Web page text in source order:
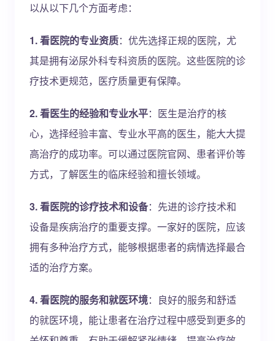
以从以下几个方面考虑：
1. 看医院的专业资质：优先选择正规的医院，尤
其是拥有泌尿外科专科资质的医院。这些医院的诊
疗技术更规范，医疗质量更有保障。
2. 看医生的经验和专业水平：医生是治疗的核
心，选择经验丰富、专业水平高的医生，能大大提
高治疗的成功率。可以通过医院官网、患者评价等
方式，了解医生的临床经验和擅长领域。
3. 看医院的诊疗技术和设备：先进的诊疗技术和
设备是疾病治疗的重要支撑。一家好的医院，应该
拥有多种治疗方式，能够根据患者的病情选择最合
适的治疗方案。
4. 看医院的服务和就医环境：良好的服务和舒适
的就医环境，能让患者在治疗过程中感受到更多的